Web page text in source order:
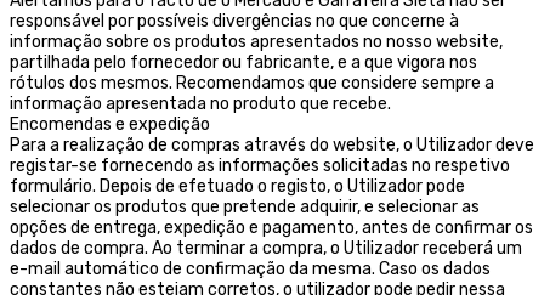
responsável por possíveis divergências no que concerne à
informação sobre os produtos apresentados no nosso website,
partilhada pelo fornecedor ou fabricante, e a que vigora nos
rótulos dos mesmos. Recomendamos que considere sempre a
informação apresentada no produto que recebe.
Encomendas e expedição
Para a realização de compras através do website, o Utilizador deve
registar-se fornecendo as informações solicitadas no respetivo
formulário. Depois de efetuado o registo, o Utilizador pode
selecionar os produtos que pretende adquirir, e selecionar as
opções de entrega, expedição e pagamento, antes de confirmar os
dados de compra. Ao terminar a compra, o Utilizador receberá um
e-mail automático de confirmação da mesma. Caso os dados
constantes não estejam corretos, o utilizador pode pedir nessa